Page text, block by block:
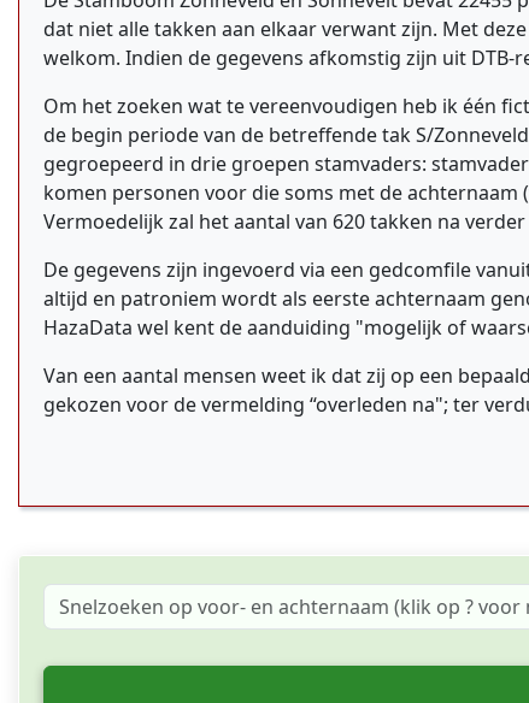
dat niet alle takken aan elkaar verwant zijn. Met
welkom. Indien de gegevens afkomstig zijn uit
Om het zoeken wat te vereenvoudigen heb ik één
de begin periode van de betreffende tak S/
gegroepeerd in drie groepen stamvaders:
komen personen voor die soms met de
Vermoedelijk zal het aantal van 620 takken na
De gegevens zijn ingevoerd via een gedcomfile
altijd en patroniem wordt als eerste achternaam
HazaData wel kent de aanduiding "mogelijk of
Van een aantal mensen weet ik dat zij op een
gekozen voor de vermelding “overleden na"; ter